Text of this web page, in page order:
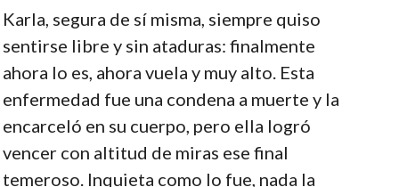
Karla, segura de sí misma, siempre quiso
sentirse libre y sin ataduras: finalmente
ahora lo es, ahora vuela y muy alto. Esta
enfermedad fue una condena a muerte y la
encarceló en su cuerpo, pero ella logró
vencer con altitud de miras ese final
temeroso. Inquieta como lo fue, nada la